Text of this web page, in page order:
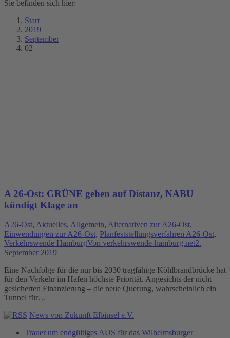
Sie befinden sich hier:
Start
2019
September
02
A 26-Ost: GRÜNE gehen auf Distanz, NABU
kündigt Klage an
A26-Ost, Aktuelles, Allgemein, Alternativen zur A26-Ost,
Einwendungen zur A26-Ost, Planfeststellungsverfahren A26-Ost,
Verkehrswende HamburgVon verkehrswende-hamburg.net2.
September 2019
Eine Nachfolge für die nur bis 2030 tragfähige Köhlbrandbrücke hat
für den Verkehr im Hafen höchste Priorität. Angesichts der nicht
gesicherten Finanzierung – die neue Querung, wahrscheinlich ein
Tunnel für…
News von Zukunft Elbinsel e.V.
Trauer um endgültiges AUS für das Wilhelmsburger